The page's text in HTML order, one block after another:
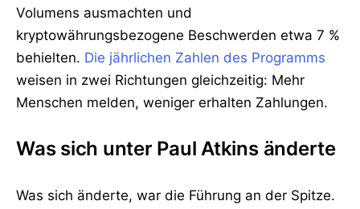
Volumens ausmachten und
kryptowährungsbezogene Beschwerden etwa 7 %
behielten. Die jährlichen Zahlen des Programms
weisen in zwei Richtungen gleichzeitig: Mehr
Menschen melden, weniger erhalten Zahlungen.
Was sich unter Paul Atkins änderte
Was sich änderte, war die Führung an der Spitze.